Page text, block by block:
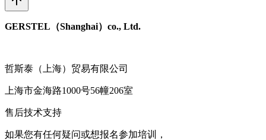
GERSTEL（Shanghai）co., Ltd.
哲斯泰（上海）贸易有限公司
上海市金海路1000号56幢206室
售后技术支持
如果您有任何疑问或想报名参加培训，